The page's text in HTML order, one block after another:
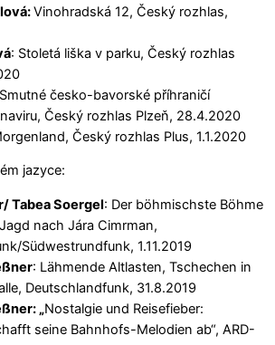
Vinohradská 12, Český rozhlas,
: Stoletá liška v parku, Český rozhlas
Smutné česko-bavorské příhraničí
Český rozhlas Plzeň, 28.4.2020
Český rozhlas Plus, 1.1.2020
jazyce:
Tabea Soergel: Der böhmischste Böhme
nach Jára Cimrman,
Südwestrundfunk, 1.11.2019
: Lähmende Altlasten, Tschechen in
Deutschlandfunk, 31.8.2019
„Nostalgie und Reisefieber:
seine Bahnhofs-Melodien ab“, ARD-